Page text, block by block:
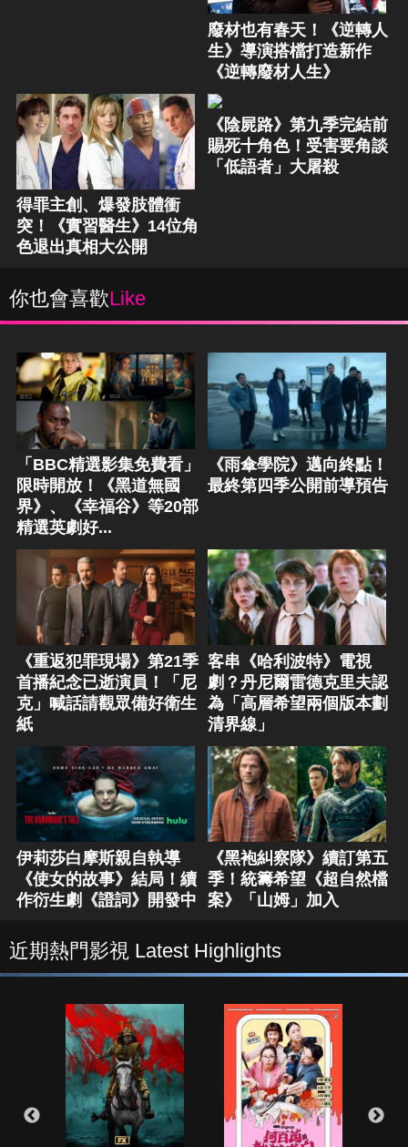
廢材也有春天！《逆轉人
生》導演搭檔打造新作
《逆轉廢材人生》
得罪主創、爆發肢體衝
突！《實習醫生》14位角
色退出真相大公開
《陰屍路》第九季完結前
賜死十角色！受害要角談
「低語者」大屠殺
你也會喜歡Like
「BBC精選影集免費看」
限時開放！《黑道無國
界》、《幸福谷》等20部
精選英劇好...
《雨傘學院》邁向終點！
最終第四季公開前導預告
《重返犯罪現場》第21季
首播紀念已逝演員！「尼
克」喊話請觀眾備好衛生
紙
客串《哈利波特》電視
劇？丹尼爾雷德克里夫認
為「高層希望兩個版本劃
清界線」
伊莉莎白摩斯親自執導
《使女的故事》結局！續
作衍生劇《證詞》開發中
《黑袍糾察隊》續訂第五
季！統籌希望《超自然檔
案》「山姆」加入
近期熱門影視 Latest Highlights